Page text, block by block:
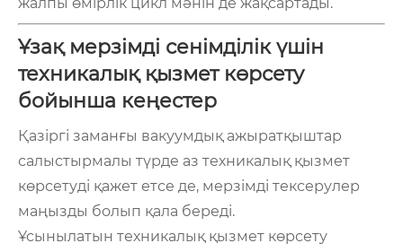
Ұзақ мерзімді сенімділік үшін
техникалық қызмет көрсету
бойынша кеңестер
Қазіргі заманғы вакуумдық ажыратқыштар
салыстырмалы түрде аз техникалық қызмет
көрсетуді қажет етсе де, мерзімді тексерулер
маңызды болып қала береді.
Ұсынылатын техникалық қызмет көрсету